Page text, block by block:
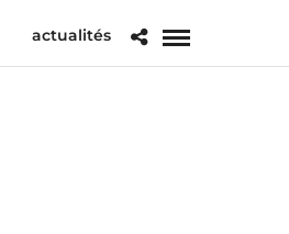
actualités